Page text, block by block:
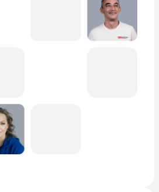
курс по поиску точек
через объемный анализ
Кендиров,
Ситаш